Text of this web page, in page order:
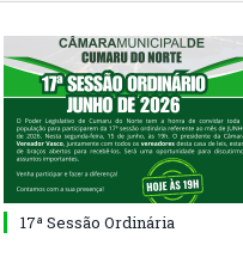
17ª Sessão Ordinária